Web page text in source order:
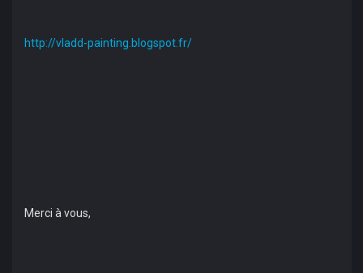
http://vladd-painting.blogspot.fr/
Merci à vous,